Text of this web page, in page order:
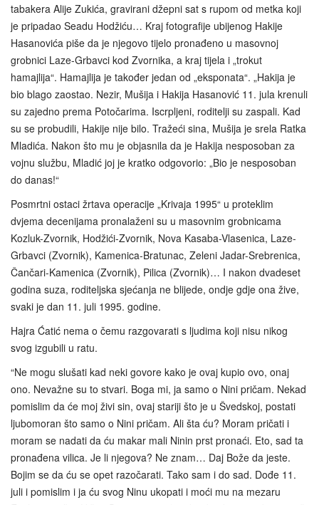
tabakera Alije Zukića, gravirani džepni sat s rupom od metka koji
je pripadao Seadu Hodžiću… Kraj fotografije ubijenog Hakije
Hasanovića piše da je njegovo tijelo pronađeno u masovnoj
grobnici Laze-Grbavci kod Zvornika, a kraj tijela i „trokut
hamajlija“. Hamajlija je također jedan od „eksponata“. „Hakija je
bio blago zaostao. Nezir, Mušija i Hakija Hasanović 11. jula krenuli
su zajedno prema Potočarima. Iscrpljeni, roditelji su zaspali. Kad
su se probudili, Hakije nije bilo. Tražeći sina, Mušija je srela Ratka
Mladića. Nakon što mu je objasnila da je Hakija nesposoban za
vojnu službu, Mladić joj je kratko odgovorio: „Bio je nesposoban
do danas!“
Posmrtni ostaci žrtava operacije „Krivaja 1995“ u proteklim
dvjema decenijama pronalaženi su u masovnim grobnicama
Kozluk-Zvornik, Hodžići-Zvornik, Nova Kasaba-Vlasenica, Laze-
Grbavci (Zvornik), Kamenica-Bratunac, Zeleni Jadar-Srebrenica,
Čančari-Kamenica (Zvornik), Pilica (Zvornik)… I nakon dvadeset
godina suza, roditeljska sjećanja ne blijede, ondje gdje ona žive,
svaki je dan 11. juli 1995. godine.
Hajra Ćatić nema o čemu razgovarati s ljudima koji nisu nikog
svog izgubili u ratu.
“Ne mogu slušati kad neki govore kako je ovaj kupio ovo, onaj
ono. Nevažne su to stvari. Boga mi, ja samo o Nini pričam. Nekad
pomislim da će moj živi sin, ovaj stariji što je u Švedskoj, postati
ljubomoran što samo o Nini pričam. Ali šta ću? Moram pričati i
moram se nadati da ću makar mali Ninin prst pronaći. Eto, sad ta
pronađena vilica. Je li njegova? Ne znam… Daj Bože da jeste.
Bojim se da ću se opet razočarati. Tako sam i do sad. Dođe 11.
juli i pomislim i ja ću svog Ninu ukopati i moći mu na mezaru